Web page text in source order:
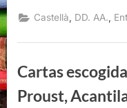
Vol.
Castellà DD. AA.
Cartas
Proust,